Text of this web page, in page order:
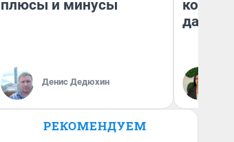
плюсы и минусы
Денис Дедюхин
даже
РЕКОМЕНДУЕМ